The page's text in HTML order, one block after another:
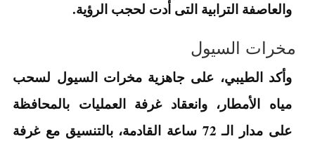
والعاصفة الترابية التى أدت لحجب الرؤية.
مخرات السيول
وأكد الطيبي، على جاهزية مخرات السيول لسحب
مياه الأمطار، وانعقاد غرفة العمليات بالمحافظة
على مدار الـ 72 ساعة القادمة، بالتنسيق مع غرفة